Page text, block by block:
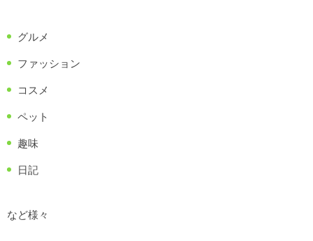
グルメ
ファッション
コスメ
ペット
趣味
日記
など様々